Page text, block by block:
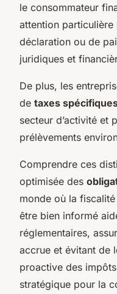
le consommateur
attention
déclaration ou de
juridiques et
De plus, les
de taxes
secteur d’activité et
prélèvements
Comprendre ces
optimisée des
monde où la
être bien informé
réglementaires,
accrue et évitant de
proactive des
stratégique pour la